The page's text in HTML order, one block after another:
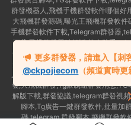
群發機器人,飛機手機群發軟件哪個好
大飛機群發源碼,曝光王飛機群發軟
手機群發軟件下載,Telegram群發器
下載,飛機群發器破解版,拉人助手
件,Telegram怎麽群發,協議号注冊機
費版,私信軟件,tg群發廣告,telegram
人軟件,telegram批量群發,群發器破
發,大飛機群發,Tg限制組群發消息
解版下載,群發協議,telegram群發視
腳本,Tg廣告一鍵群發軟件,批量加
碼,telegram 群發腳本,飛機群發軟
更多群發器，請進入【刺
@ckpojiecom （頻道實時